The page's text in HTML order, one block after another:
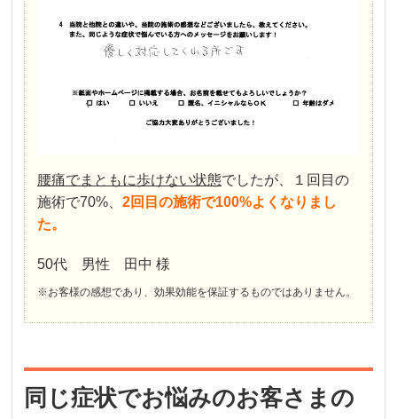
腰痛でまともに歩けない状態でしたが、１回目の
施術で70%、2回目の施術で100%よくなりまし
た。
50代 男性 田中 様
※お客様の感想であり、効果効能を保証するものではありません。
同じ症状でお悩みのお客さまの